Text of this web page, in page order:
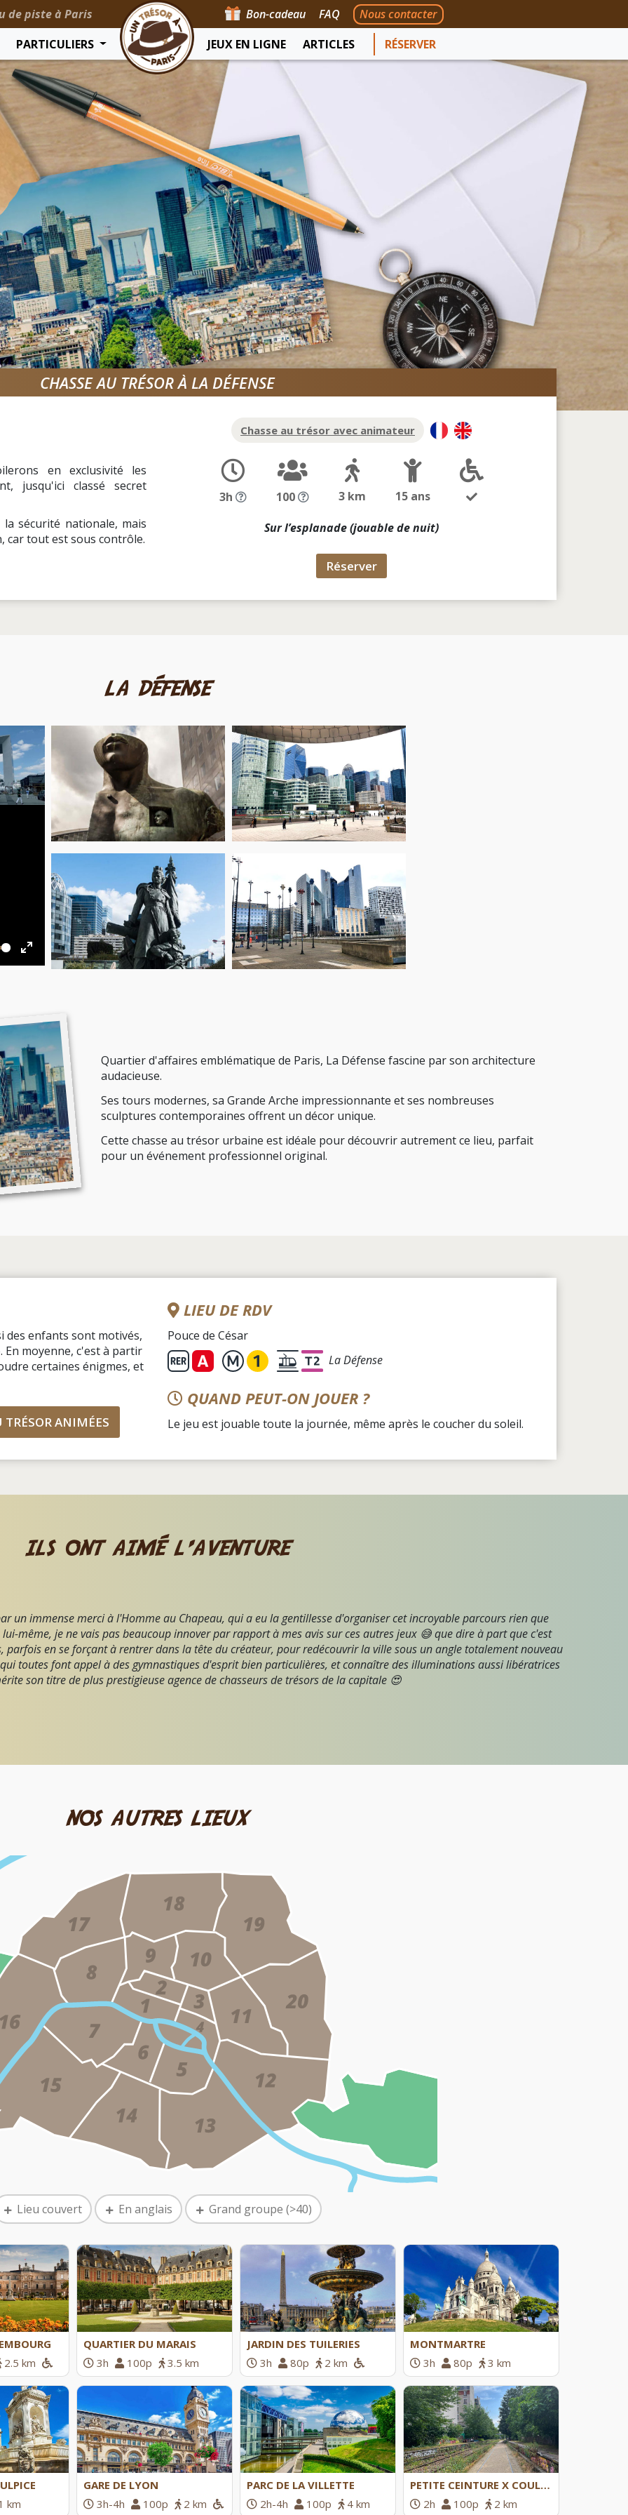
de piste à Paris Bon-cadeau FAQ
Nous contacter
PARTICULIERS
JEUX EN LIGNE ARTICLES RÉSERVER
CHASSE AU TRÉSOR À LA DÉFENSE
en exclusivité les
jusqu'ici classé secret
sécurité nationale, mais
car tout est sous contrôle.
Chasse au trésor avec animateur
3h 100 3 km 15 ans
Sur l’esplanade (jouable de nuit)
Réserver
la défense
Enter
Quartier d'affaires emblématique de Paris, La Défense fascine par son architecture
audacieuse.
Ses tours modernes, sa Grande Arche impressionnante et ses nombreuses
sculptures contemporaines offrent un décor unique.
Cette chasse au trésor urbaine est idéale pour découvrir autrement ce lieu, parfait
pour un événement professionnel original.
des enfants sont motivés,
moyenne, c'est à partir
certaines énigmes, et
TRÉSOR ANIMÉES
LIEU DE RDV
Pouce de César
La Défense
QUAND PEUT-ON JOUER ?
Le jeu est jouable toute la journée, même après le coucher du soleil.
ils ont aimé l'aventure
un immense merci à l'Homme au Chapeau, qui a eu la gentillesse d'organiser cet incroyable parcours rien que
même, je ne vais pas beaucoup innover par rapport à mes avis sur ces autres jeux 😅 que dire à part que c'est
en se forçant à rentrer dans la tête du créateur, pour redécouvrir la ville sous un angle totalement nouveau
toutes font appel à des gymnastiques d'esprit bien particulières, et connaître des illuminations aussi libératrices
son titre de plus prestigieuse agence de chasseurs de trésors de la capitale 😍
nos autres lieux
Lieu couvert En anglais Grand groupe (>40)
2.5 km
QUARTIER DU MARAIS
3h
100p 3.5 km
JARDIN DES TUILERIES
3h
80p 2 km
MONTMARTRE
3h
80p 3 km
km
GARE DE LYON
3h-4h
100p 2 km
PARC DE LA VILLETTE
2h-4h
100p 4 km
PETITE CEINTURE X COULÉE VERTE
2h
100p 2 km